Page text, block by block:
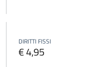
DIRITTI FISSI
€ 4,95